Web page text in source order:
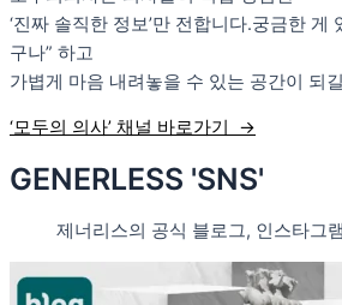
‘진짜 솔직한 정보’만 전합니다.궁금한 게
구나” 하고
가볍게 마음 내려놓을 수 있는 공간이 되
‘모두의 의사’ 채널 바로가기 →
GENERLESS 'SNS'
제너리스의 공식 블로그, 인스타그